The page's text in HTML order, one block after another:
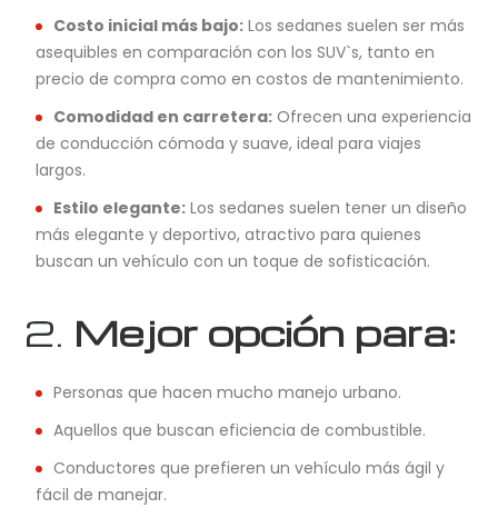
Costo inicial más bajo: Los sedanes suelen ser más
asequibles en comparación con los SUV`s, tanto en
precio de compra como en costos de mantenimiento.
Comodidad en carretera: Ofrecen una experiencia
de conducción cómoda y suave, ideal para viajes
largos.
Estilo elegante: Los sedanes suelen tener un diseño
más elegante y deportivo, atractivo para quienes
buscan un vehículo con un toque de sofisticación.
2. Mejor opción para:
Personas que hacen mucho manejo urbano.
Aquellos que buscan eficiencia de combustible.
Conductores que prefieren un vehículo más ágil y
fácil de manejar.